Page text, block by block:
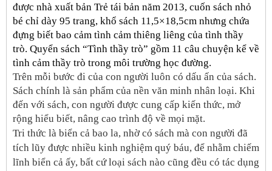
được nhà xuất bản Trẻ tái bản năm 2013, cuốn sách nhỏ
bé chỉ dày 95 trang, khổ sách 11,5×18,5cm nhưng chứa
đựng biết bao cảm tình cảm thiêng liêng của tình thầy
trò. Quyển sách “Tình thầy trò” gồm 11 câu chuyện kể về
tình cảm thầy trò trong môi trường học đường.
Trên mỗi bước đi của con người luôn có dấu ấn của sách.
Sách chính là sản phẩm của nền văn minh nhân loại. Khi
đến với sách, con người được cung cấp kiến thức, mở
rộng hiểu biết, nâng cao trình độ về mọi mặt.
Tri thức là biển cả bao la, nhờ có sách mà con người đã
tích lũy được nhiều kinh nghiệm quý báu, để nhằm chiếm
lĩnh biển cả ấy, bất cứ loại sách nào cũng đều có tác dụng